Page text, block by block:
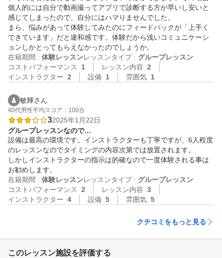
個人的には自分で動画撮ってアプリで診断する方が早いし安いと
感じてしまったので、自分にはハマりませんでした。
まら、悩みがあって体験してみたのにフィードバックが「上手く
できています」だと違和感です。体験だから浅いコミュニケーシ
ョンしかとってもらえなかったのでしょうか。
在籍期間 : 体験レッスンレッスンタイプ : グループレッスン
コストパフォーマンス
1 レッスン内容 2
インストラクター 2 設備 1 雰囲気 1
敏輝さん
40代男性平均スコア：100台
32025年1月22日
グループレッスンなので…
設備は最高の環境です。インストラクターも丁寧ですが、6人程度
のレッスンなのでタイミングの内容次第では放置されます。
しかしインストラクターの指示は的確なので一度体験される事は
お勧めします。
在籍期間 : 体験レッスンレッスンタイプ : グループレッスン
コストパフォーマンス
2 レッスン内容 3
インストラクター 4 設備 5 雰囲気 5
クチコミをもっと見る
このレッスン施設を評価する